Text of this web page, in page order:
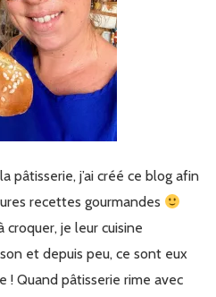
pâtisserie, j’ai créé ce blog afin
recettes gourmandes
croquer, je leur cuisine
et depuis peu, ce sont eux
! Quand pâtisserie rime avec